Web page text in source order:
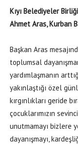
Kıyı Belediyeler
Ahmet Aras, Kurban
Başkan Aras
toplumsal
yardımlaşmanın
yakınlaştığı özel
kırgınlıkları geride
çocuklarımızın
unutmamayı bizlere
dayanışmayı,